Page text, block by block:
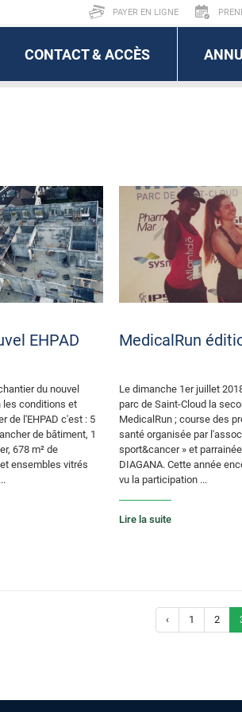
PAYER EN LIGNE
CONTACT & ACCÈS
EHPAD
du nouvel
les conditions et
de l'EHPAD c'est : 5
de bâtiment, 1
678 m² de
ensembles vitrés
MedicalRun
Le dimanche 1er juillet
parc de Saint-Cloud la
MedicalRun ; course des
santé organisée par
sport&cancer » et
DIAGANA. Cette année
vu la participation ...
Lire la suite
‹ 1 2